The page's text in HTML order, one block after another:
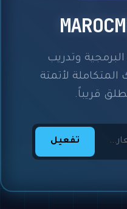
وتدريب
لأتمتة
قريباً.
تفعيل